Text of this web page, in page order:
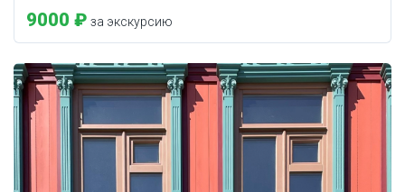
9000 ₽ за экскурсию